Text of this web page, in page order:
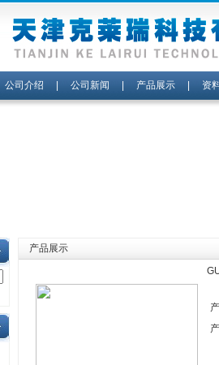
公司介绍 公司新闻 产品展示| 资
产品展示